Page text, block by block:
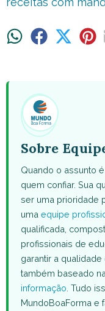
ShareShare Share
Sobre
Quando o assunto
quem confiar. Sua
ser uma prioridade
uma equipe
qualificada,
profissionais de
garantir a
também baseado
informação . Tudo
MundoBoaForma e